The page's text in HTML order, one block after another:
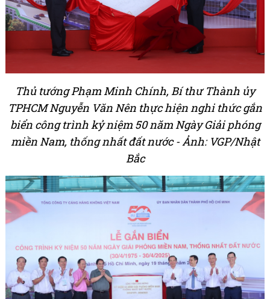
Thủ tướng Phạm Minh Chính, Bí thư Thành ủy
TPHCM Nguyễn Văn Nên thực hiện nghi thức gắn
biển công trình kỷ niệm 50 năm Ngày Giải phóng
miền Nam, thống nhất đất nước - Ảnh: VGP/Nhật
Bắc